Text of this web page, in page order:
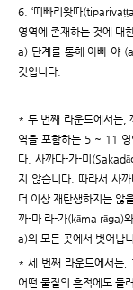
6. ‘띠빠리왓따
영역에 존재하는 것에 대
a) 단계를 통해 아빠-야-
것입니다.
* 두 번째 라운드에서는,
역을 포함하는 5 ~ 11 영
다. 사까다-가-미
지 않습니다. 따라서 사
더 이상 재탄생하지는 않
까-마 라-가(kāma rāga)
a)의 모든 곳에서 벗어납
* 세 번째 라운드에서는,
어떤 물질의 흔적에도 들